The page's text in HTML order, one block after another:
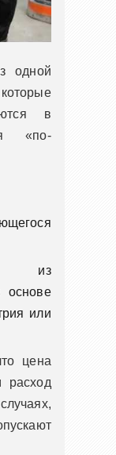
одной
в
«по-
из
основе
или
цена
расход